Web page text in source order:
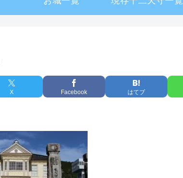
X Facebook はてブ